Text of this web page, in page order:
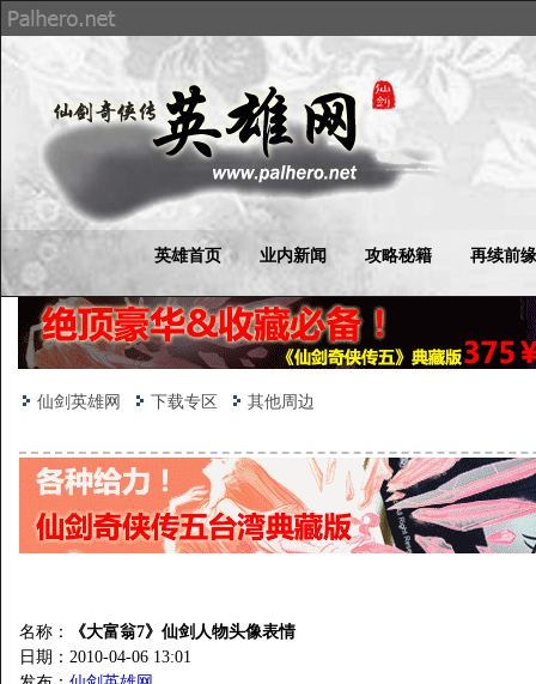
英雄首页 业内新闻 攻略秘籍 再续前缘
仙剑英雄网 下载专区 其他周边
名称：
《大富翁7》仙剑人物头像表情
日期：2010-04-06 13:01